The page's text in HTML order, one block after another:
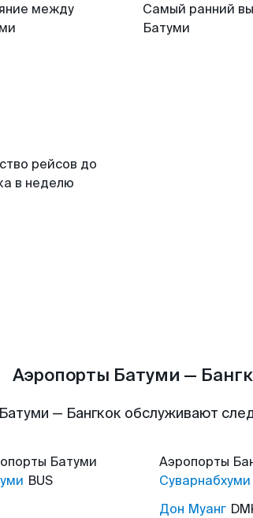
между
Самый ранний
Батуми
рейсов до
в неделю
Аэропорты Батуми —
— Бангкок обслуживают
Батуми
BUS
Аэропорты
Суварнабхуми
Дон Муанг